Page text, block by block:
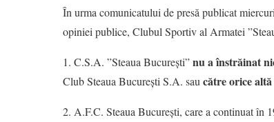
În urma comunicatului de presă publicat
opiniei publice, Clubul Sportiv al Armatei
1. C.S.A. ”Steaua București”nu a înstrăinat
Club Steaua București S.A. sau către orice
2. A.F.C. Steaua București, care a continuat în